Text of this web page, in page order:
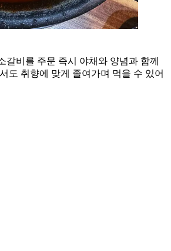
갈비를 주문 즉시 야채와 양념과 함께
도 취향에 맞게 졸여가며 먹을 수 있어